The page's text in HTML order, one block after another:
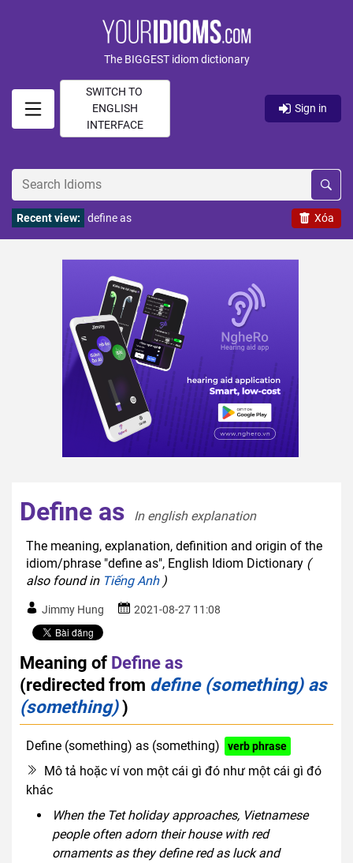
The BIGGEST idiom dictionary
SWITCH TO
ENGLISH
INTERFACE
Sign in
Xóa
Recent view: define as
Define as
In english explanation
The meaning, explanation, definition and origin of the
idiom/phrase "define as", English Idiom Dictionary (
also found in Tiếng Anh)
Jimmy Hung 2021-08-27 11:08
Meaning of Define as
(redirected from define (something) as
(something))
Define (something) as (something) verb phrase
Mô tả hoặc ví von một cái gì đó như một cái gì đó
khác
When the Tet holiday approaches, Vietnamese
people often adorn their house with red
ornaments as they define red as luck and